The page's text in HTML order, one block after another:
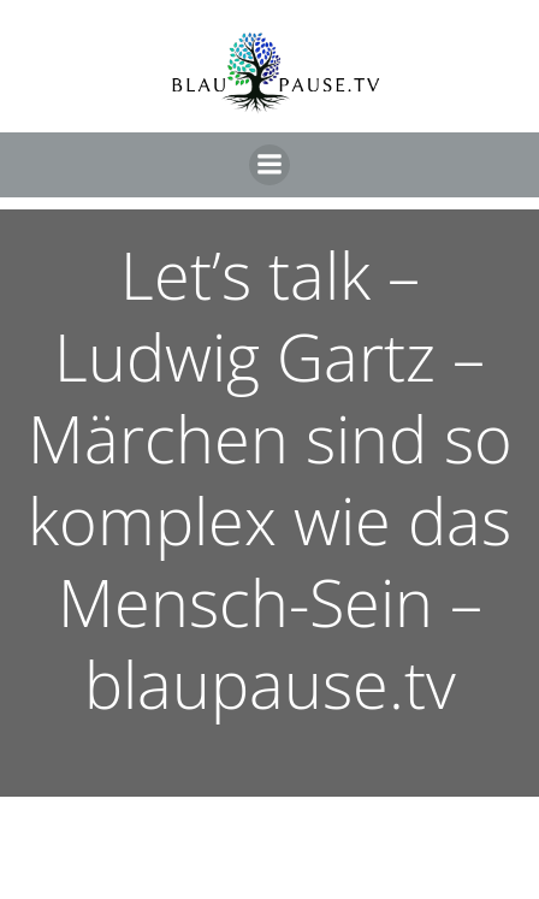
Let’s talk –
Ludwig Gartz –
Märchen sind so
komplex wie das
Mensch-Sein –
blaupause.tv